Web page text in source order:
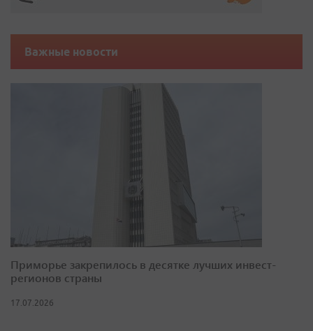
Важные новости
Приморье закрепилось в десятке лучших инвест-
регионов страны
17.07.2026